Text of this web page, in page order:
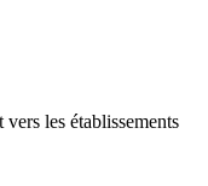
les établissements